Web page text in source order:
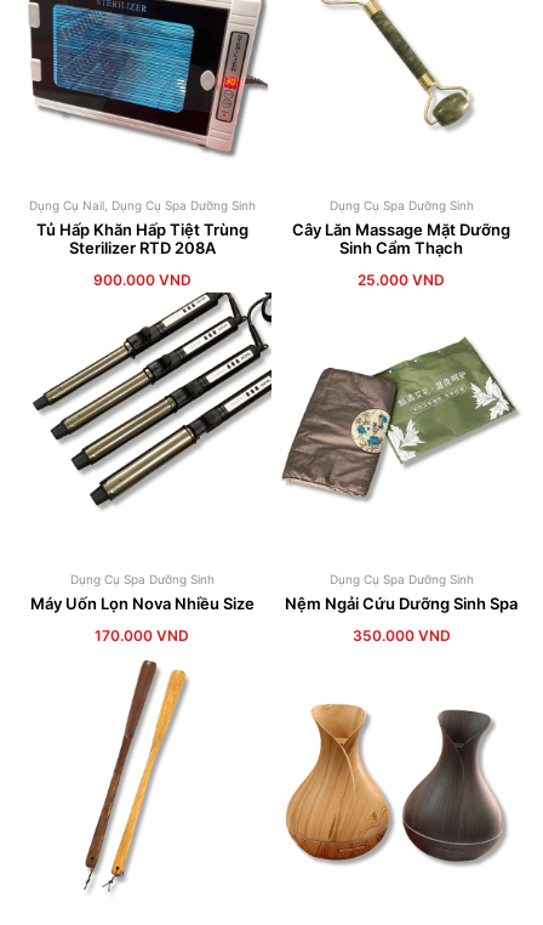
Dụng Cụ Nail, Dụng Cụ Spa Dưỡng Sinh
Tủ Hấp Khăn Hấp Tiệt Trùng
Sterilizer RTD 208A
900.000 VND
Dụng Cụ Spa Dưỡng Sinh
Cây Lăn Massage Mặt Dưỡng
Sinh Cẩm Thạch
25.000 VND
Dụng Cụ Spa Dưỡng Sinh
Máy Uốn Lọn Nova Nhiều Size
170.000 VND
Dụng Cụ Spa Dưỡng Sinh
Nệm Ngải Cứu Dưỡng Sinh Spa
350.000 VND